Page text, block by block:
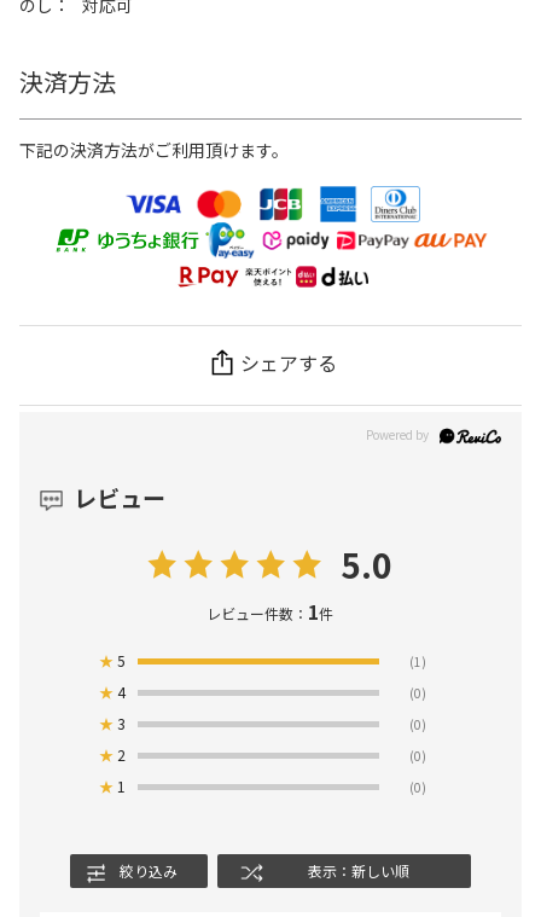
決済方法
下記の決済方法がご利用頂けます。
シェアする
レビュー
5.0
レビュー件数： 1件
★5 (1)
★4 (0)
★3 (0)
★ 2 (0)
★ 1 (0)
絞り込み 表示：新しい順